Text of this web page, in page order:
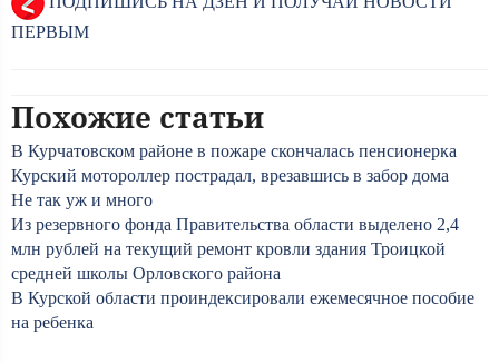
ПЕРВЫМ
Похожие статьи
В Курчатовском районе в пожаре скончалась пенсионерка
Курский мотороллер пострадал, врезавшись в забор дома
Не так уж и много
Из резервного фонда Правительства области выделено 2,4
млн рублей на текущий ремонт кровли здания Троицкой
средней школы Орловского района
В Курской области проиндексировали ежемесячное пособие
на ребенка